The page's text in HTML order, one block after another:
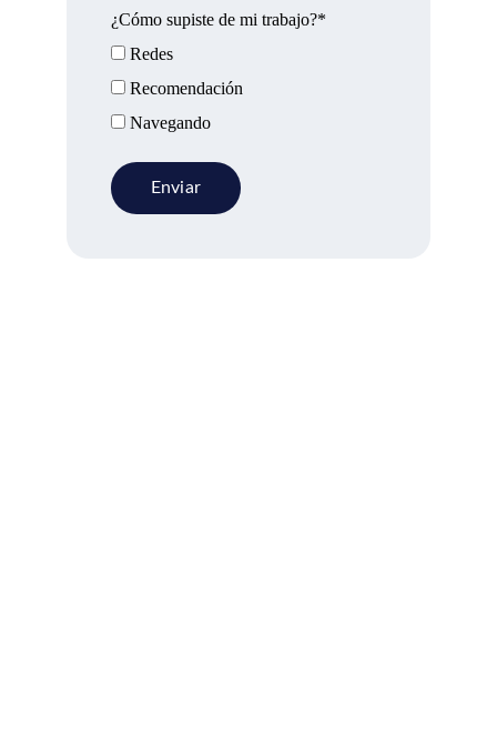
¿Cómo supiste de mi trabajo?*
Redes
Recomendación
Navegando
Enviar